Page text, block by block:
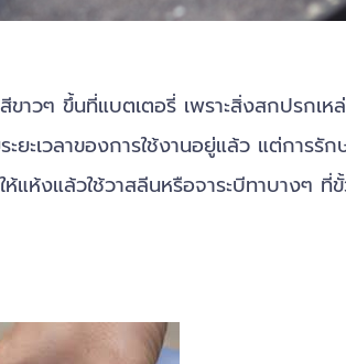
วๆ ขึ้นที่แบตเตอรี่ เพราะสิ่งสกปรกเห
ะเวลาของการใช้งานอยู่แล้ว แต่การรัก
แห้งแล้วใช้วาสลีนหรือจาระบีทาบางๆ ที่